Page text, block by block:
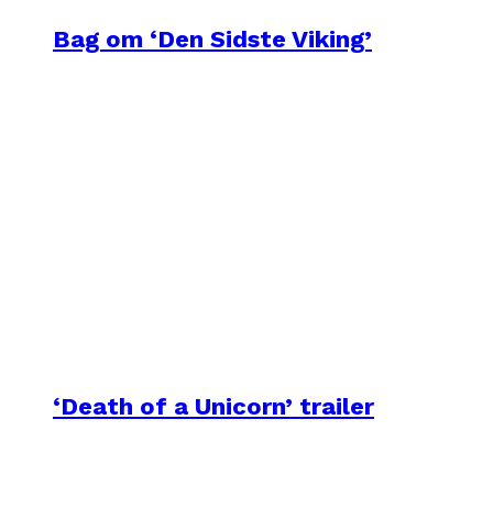
Bag om ‘Den Sidste Viking’
‘Death of a Unicorn’ trailer